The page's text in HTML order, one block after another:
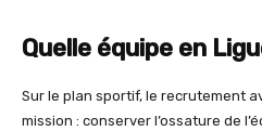
Quelle équipe en
Sur le plan sportif, le recrutement
mission : conserver l’ossature de